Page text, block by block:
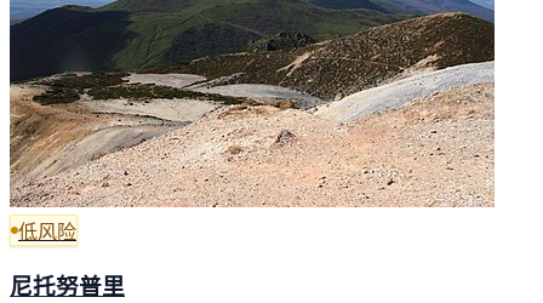
低风险
尼托努普里